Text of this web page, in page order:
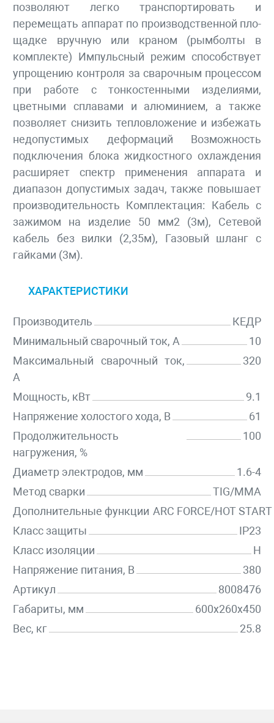
позволяют легко транс­портировать и
перемещать аппарат по производственной пло­
щадке вручную или краном (рым­болты в
комплекте) Импульсный режим способствует
упрощению контроля за сварочным процессом
при работе с тонкостенными изделиями,
цветными сплавами и алюминием, а также
позволяет снизить тепловложение и избежать
недопустимых деформаций Возможность
подключения блока жидкостного охла­ждения
расширяет спектр применения аппарата и
диапазон до­пустимых задач, также повы­шает
производительность Комплектация: Кабель с
зажимом на изделие 50 мм2 (3м), Сетевой
кабель без вилки (2,35м), Газовый шланг с
гайками (3м).
ХАРАКТЕРИСТИКИ
Производитель
КЕДР
Минимальный сварочный ток, А
10
Максимальный сварочный ток,
А
320
Мощность, кВт
9.1
Напряжение холостого хода, В
61
Продолжительность
нагружения, %
100
Диаметр электродов, мм
1.6-4
Метод сварки
TIG/MMA
Дополнительные функции ARC FORCE/HOT START
Класс защиты
IP23
Класс изоляции
H
Напряжение питания, В
380
Артикул
8008476
Габариты, мм
600х260х450
Вес, кг
25.8